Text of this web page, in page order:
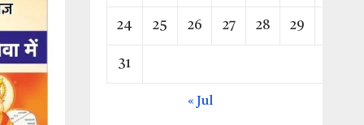
24 25 26 27 28 29
31
« Jul